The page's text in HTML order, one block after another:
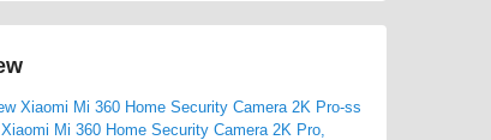
Mi 360 Home Security Camera 2K Pro,